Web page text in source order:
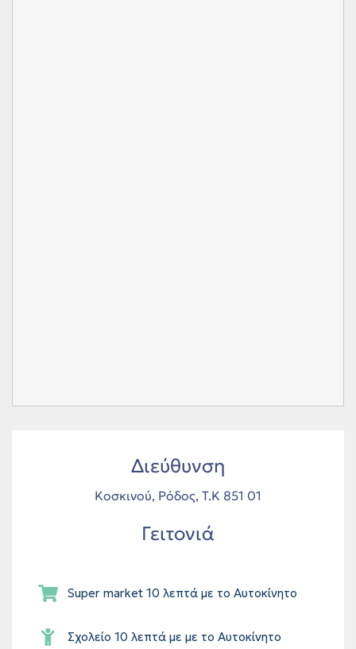
Διεύθυνση
Κοσκινού, Ρόδος, Τ.Κ 851 01
Γειτονιά
Super market 10 λεπτά με το Αυτοκίνητο
Σχολείο 10 λεπτά με με το Αυτοκίνητο